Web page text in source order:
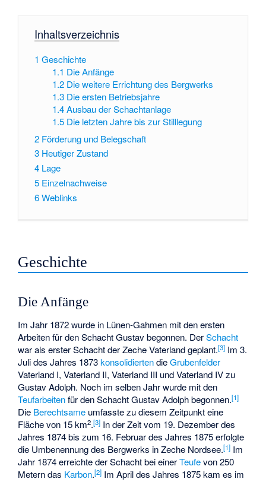
Inhaltsverzeichnis
1 Geschichte
1.1 Die Anfänge
1.2 Die weitere Errichtung des Bergwerks
1.3 Die ersten Betriebsjahre
1.4 Ausbau der Schachtanlage
1.5 Die letzten Jahre bis zur Stilllegung
2 Förderung und Belegschaft
3 Heutiger Zustand
4 Lage
5 Einzelnachweise
6Weblinks
Geschichte
Die Anfänge
Im Jahr 1872 wurde in Lünen-Gahmen mit den ersten
Arbeiten für den Schacht Gustav begonnen. DerSchacht
war als erster Schacht der Zeche Vaterland geplant.[3] Im 3.
Juli des Jahres 1873konsolidiertendieGrubenfelder
Vaterland I, Vaterland II, Vaterland III und Vaterland IV zu
Gustav Adolph. Noch im selben Jahr wurde mit den
Teufarbeitenfür den Schacht Gustav Adolph begonnen.[1]
Die Berechtsame umfasste zu diesem Zeitpunkt eine
Fläche von 15 km2.[3] In der Zeit vom 19. Dezember des
Jahres 1874 bis zum 16. Februar des Jahres 1875 erfolgte
die Umbenennung des Bergwerks in Zeche Nordsee.[1] Im
Jahr 1874 erreichte der Schacht bei einerTeufevon 250
Metern das Karbon.[2] Im April des Jahres 1875 kam es im